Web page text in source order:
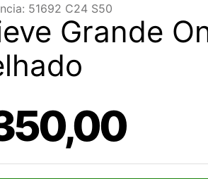
: 51692 C24 S50
Grande
,00